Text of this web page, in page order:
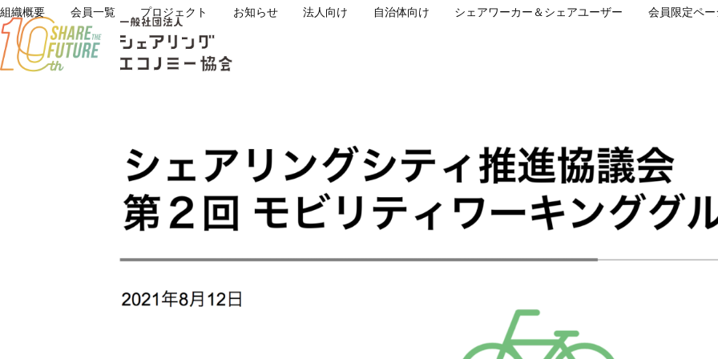
Skip
to
content
組織概要 会員一覧 プロジェクト お知らせ 法人向け 自治体向け シェアワーカー＆シェアユーザー 会員限定ペー